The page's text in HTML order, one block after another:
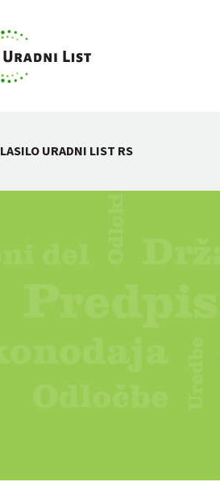
LASILO URADNI LIST RS